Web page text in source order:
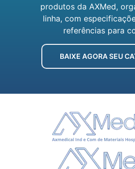
produtos da AXMed,
linha, com
referências para
BAIXE AGORA SEU